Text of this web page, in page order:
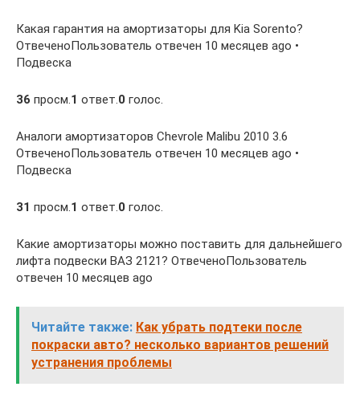
Какая гарантия на амортизаторы для Kia Sorento?
ОтвеченоПользователь отвечен 10 месяцев ago •
Подвеска
36 просм.1 ответ.0 голос.
Аналоги амортизаторов Chevrole Malibu 2010 3.6
ОтвеченоПользователь отвечен 10 месяцев ago •
Подвеска
31 просм.1 ответ.0 голос.
Какие амортизаторы можно поставить для дальнейшего
лифта подвески ВАЗ 2121? ОтвеченоПользователь
отвечен 10 месяцев ago
Читайте также: Как убрать подтеки после
покраски авто? несколько вариантов решений
устранения проблемы